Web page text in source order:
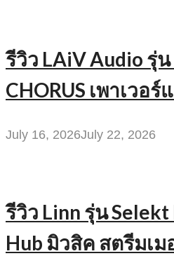
รีวิว LAiV Audio รุ่
CHORUS เพาเวอร์
July 16, 2026July 22, 2026
รีวิว Linn รุ่น
Hub มิวสิค สตรีมเ